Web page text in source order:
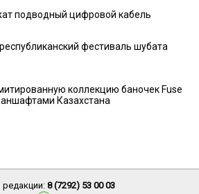
подводный цифровой кабель
фестиваль шубата
коллекцию баночек Fuse
Казахстана
8 (7292) 53 00 03